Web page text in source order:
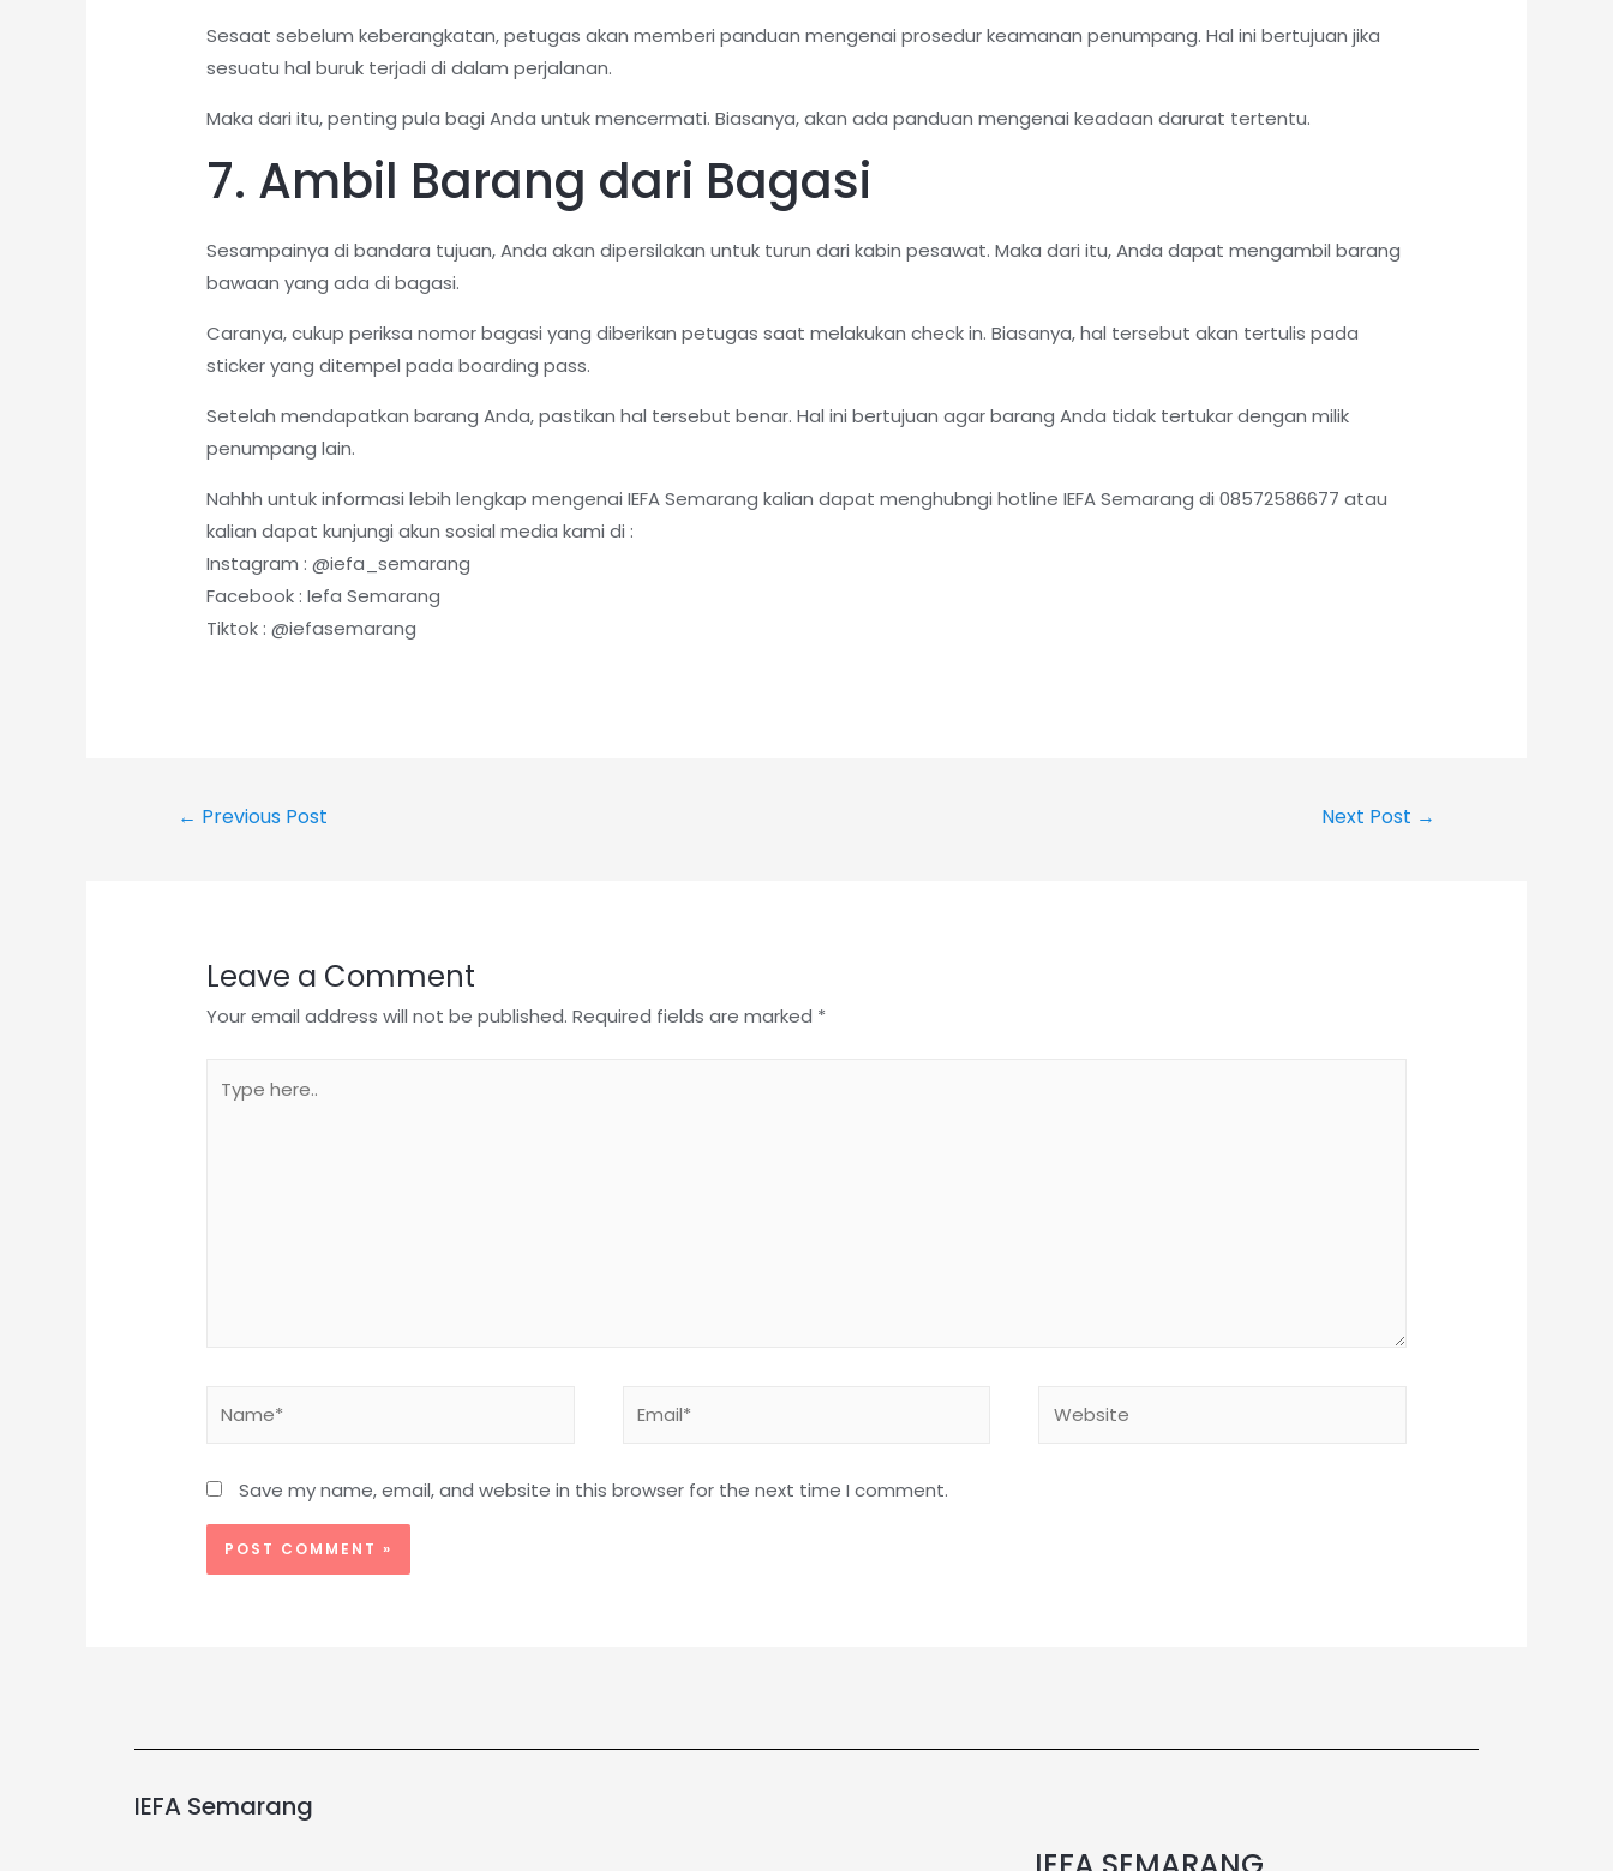
Sesaat sebelum keberangkatan, petugas akan memberi panduan mengenai prosedur keamanan penumpang. Hal ini bertujuan jika
sesuatu hal buruk terjadi di dalam perjalanan.
Maka dari itu, penting pula bagi Anda untuk mencermati. Biasanya, akan ada panduan mengenai keadaan darurat tertentu.
7. Ambil Barang dari Bagasi
Sesampainya di bandara tujuan, Anda akan dipersilakan untuk turun dari kabin pesawat. Maka dari itu, Anda dapat mengambil barang
bawaan yang ada di bagasi.
Caranya, cukup periksa nomor bagasi yang diberikan petugas saat melakukan check in. Biasanya, hal tersebut akan tertulis pada
sticker yang ditempel pada boarding pass.
Setelah mendapatkan barang Anda, pastikan hal tersebut benar. Hal ini bertujuan agar barang Anda tidak tertukar dengan milik
penumpang lain.
Nahhh untuk informasi lebih lengkap mengenai IEFA Semarang kalian dapat menghubngi hotline IEFA Semarang di 08572586677 atau
kalian dapat kunjungi akun sosial media kami di :
Instagram : @iefa_semarang
Facebook : Iefa Semarang
Tiktok : @iefasemarang
← Previous Post Next Post →
Leave a Comment
Your email address will not be published. Required fields are marked *
Save my name, email, and website in this browser for the next time I comment.
IEFA Semarang